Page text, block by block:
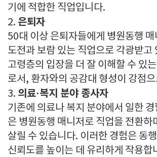
기에 적합한 직업입니다.
2. 은퇴자
50대 이상 은퇴자들에게 병원동행
도전과 보람 있는 직업으로 각광받고
고령층의 입장을 더 잘 이해할 수 있
로서, 환자와의 공감대 형성이 강점
3. 의료·복지 분야 종사자
기존에 의료나 복지 분야에서 일한
은 병원동행 매니저로 직업을 전환하
살릴 수 있습니다. 이러한 경험은 동
신뢰도를 높이는 데 유리하게 작용합